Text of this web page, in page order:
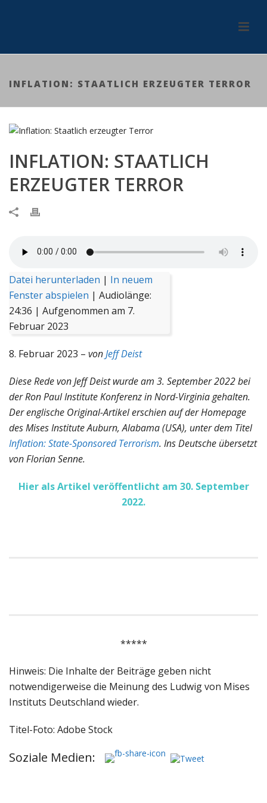
INFLATION: STAATLICH ERZEUGTER TERROR
INFLATION: STAATLICH
ERZEUGTER TERROR
Datei herunterladen | In neuem
Fenster abspielen | Audiolänge:
24:36 | Aufgenommen am 7.
Februar 2023
8. Februar 2023 – vonJeff Deist
Diese Rede von Jeff Deist wurde am 3. September 2022 bei
der Ron Paul Institute Konferenz in Nord-Virginia gehalten.
Der englische Original-Artikel erschien auf der Homepage
des Mises Institute Auburn, Alabama (USA), unter dem Titel
Inflation: State-Sponsored Terrorism. Ins Deutsche übersetzt
von Florian Senne.
Hier als Artikel veröffentlicht am 30. September
2022.
*****
Hinweis: Die Inhalte der Beiträge geben nicht
notwendigerweise die Meinung des Ludwig von Mises
Instituts Deutschland wieder.
Titel-Foto: Adobe Stock
Soziale Medien: